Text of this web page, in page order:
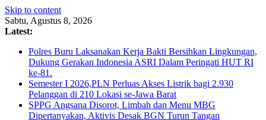
Skip to content
Sabtu, Agustus 8, 2026
Latest:
Polres Buru Laksanakan Kerja Bakti Bersihkan Lingkungan,
Dukung Gerakan Indonesia ASRI Dalam Peringati HUT RI
ke-81.
Semester I 2026,PLN Perluas Akses Listrik bagi 2.930
Pelanggan di 210 Lokasi se-Jawa Barat
SPPG Angsana Disorot, Limbah dan Menu MBG
Dipertanyakan, Aktivis Desak BGN Turun Tangan